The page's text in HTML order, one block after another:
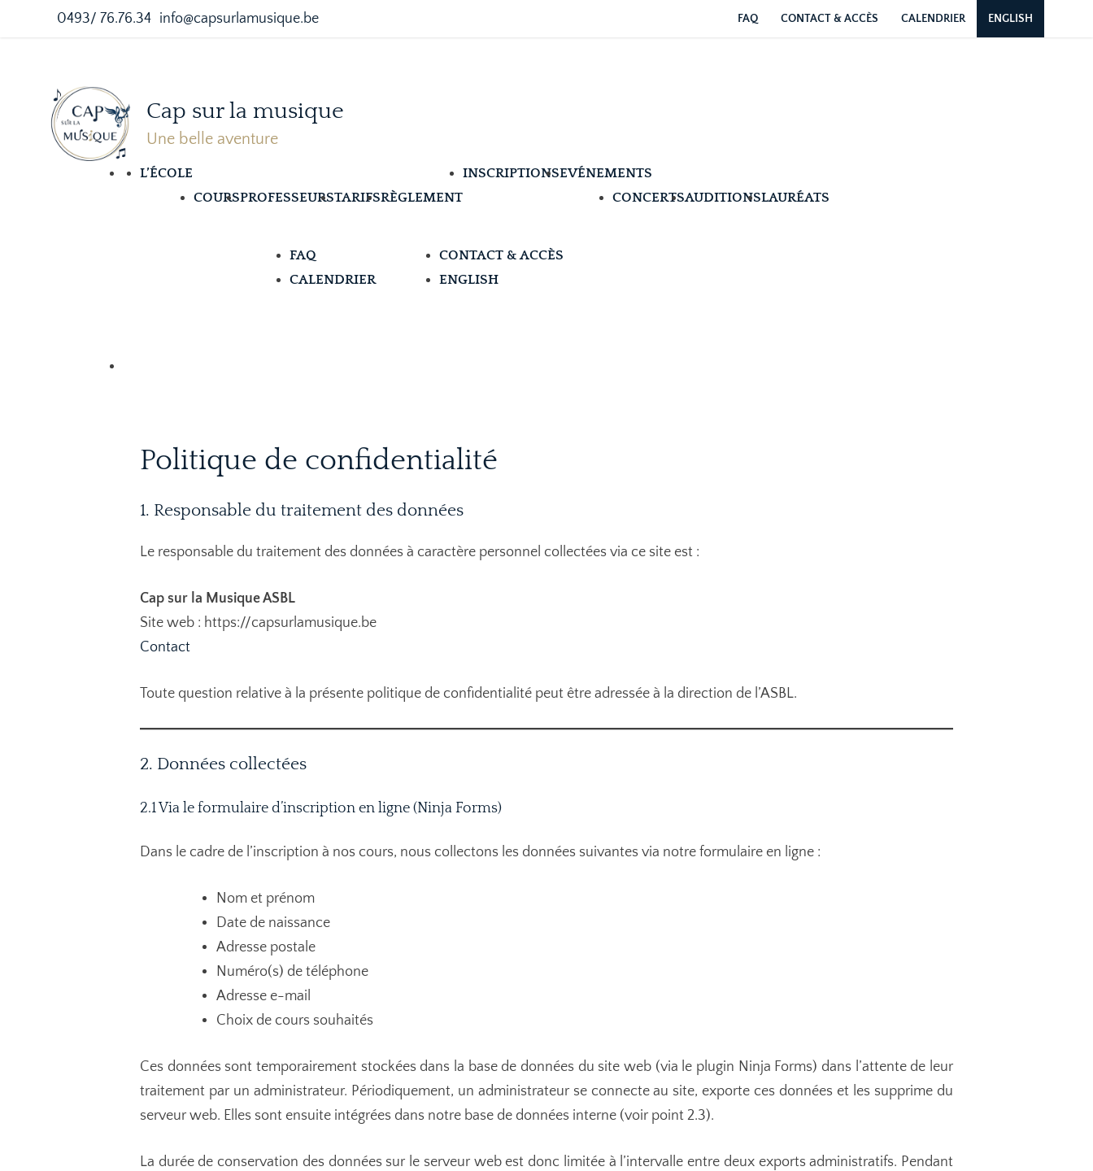
0493/ 76.76.34 info@capsurlamusique.be FAQ CONTACT & ACCÈS CALENDRIER ENGLISH
Cap sur la musique
Une belle aventure
L’ÉCOLE
COURSPROFESSEURSTARIFSRÈGLEMENT
INSCRIPTIONSEVÉNEMENTS
CONCERTSAUDITIONSLAURÉATS
FAQ
CONTACT & ACCÈS
CALENDRIER
ENGLISH
Politique de confidentialité
1. Responsable du traitement des données
Le responsable du traitement des données à caractère personnel collectées via ce site est :
Cap sur la Musique ASBL
Site web : https://capsurlamusique.be
Contact
Toute question relative à la présente politique de confidentialité peut être adressée à la direction de l’ASBL.
2. Données collectées
2.1 Via le formulaire d’inscription en ligne (Ninja Forms)
Dans le cadre de l’inscription à nos cours, nous collectons les données suivantes via notre formulaire en ligne :
Nom et prénom
Date de naissance
Adresse postale
Numéro(s) de téléphone
Adresse e-mail
Choix de cours souhaités
Ces données sont temporairement stockées dans la base de données du site web (via le plugin Ninja Forms) dans l’attente de leur
traitement par un administrateur. Périodiquement, un administrateur se connecte au site, exporte ces données et les supprime du
serveur web. Elles sont ensuite intégrées dans notre base de données interne (voir point 2.3).
La durée de conservation des données sur le serveur web est donc limitée à l’intervalle entre deux exports administratifs. Pendant